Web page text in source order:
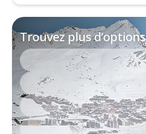
Trouvez plus d’options